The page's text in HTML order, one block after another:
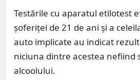
Testările cu aparatul etilotest
șoferiței de 21 de ani și a
auto implicate au indicat
niciuna dintre acestea nefiind
alcoolului.